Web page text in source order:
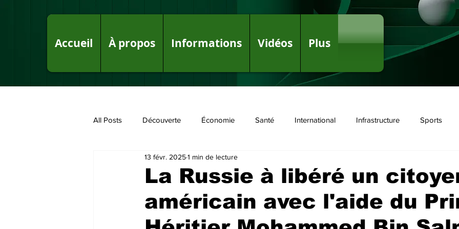
Accueil À propos Informations Vidéos Plus
All Posts Découverte Économie Santé International Infrastructure Sports
Fake News sur le Royaume Politique
La Russie à libéré un
américain avec l'aide du
13 févr. 20251 min de lecture